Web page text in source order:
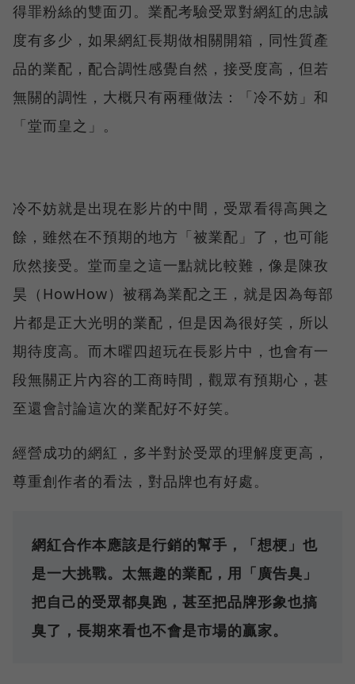
得罪粉絲的雙面刃。業配考驗受眾對網紅的忠誠
度有多少，如果網紅長期做相關開箱，同性質產
品的業配，配合調性感覺自然，接受度高，但若
無關的調性，大概只有兩種做法：「冷不妨」和
「堂而皇之」。
冷不妨就是出現在影片的中間，受眾看得高興之
餘，雖然在不預期的地方「被業配」了，也可能
欣然接受。堂而皇之這一點就比較難，像是陳孜
昊（HowHow）被稱為業配之王，就是因為每部
片都是正大光明的業配，但是因為很好笑，所以
期待度高。而木曜四超玩在長影片中，也會有一
段無關正片內容的工商時間，觀眾有預期心，甚
至還會討論這次的業配好不好笑。
經營成功的網紅，多半對於受眾的理解度更高，
尊重創作者的看法，對品牌也有好處。
網紅合作本應該是行銷的幫手，「想梗」也
是一大挑戰。太無趣的業配，用「廣告臭」
把自己的受眾都臭跑，甚至把品牌形象也搞
臭了，長期來看也不會是市場的贏家。